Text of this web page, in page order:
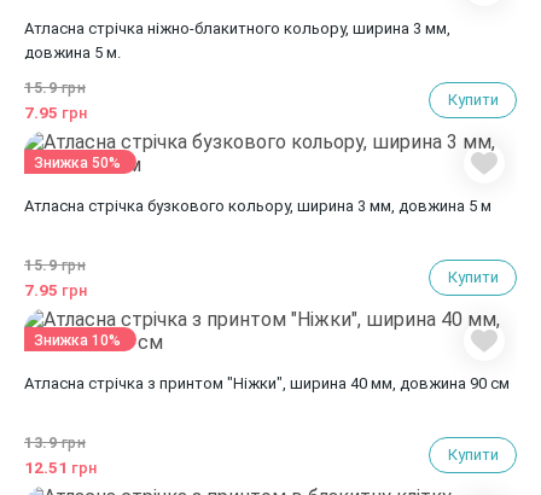
Атласна стрічка ніжно-блакитного кольору, ширина 3 мм,
довжина 5 м.
15.9грн
7.95 грн
Купити
Атласна стрічка бузкового кольору, ширина 3 мм, довжина 5 м
15.9грн
7.95 грн
Купити
Знижка 50%
Атласна стрічка з принтом "Ніжки", ширина 40 мм, довжина 90 см
13.9грн
12.51 грн
Купити
Знижка 10%